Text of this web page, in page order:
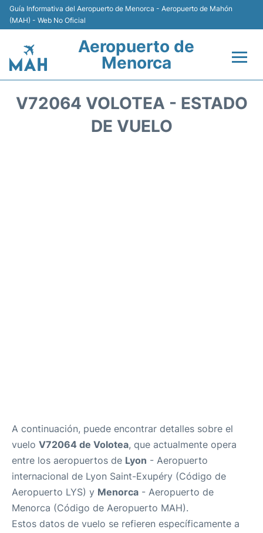
Guía Informativa del Aeropuerto de Menorca - Aeropuerto de Mahón
(MAH) - Web No Oficial
Aeropuerto de
Menorca
V72064 VOLOTEA - ESTADO
DE VUELO
A continuación, puede encontrar detalles sobre el
vuelo V72064 de Volotea, que actualmente opera
entre los aeropuertos de Lyon - Aeropuerto
internacional de Lyon Saint-Exupéry (Código de
Aeropuerto LYS) y Menorca - Aeropuerto de
Menorca (Código de Aeropuerto MAH).
Estos datos de vuelo se refieren específicamente a